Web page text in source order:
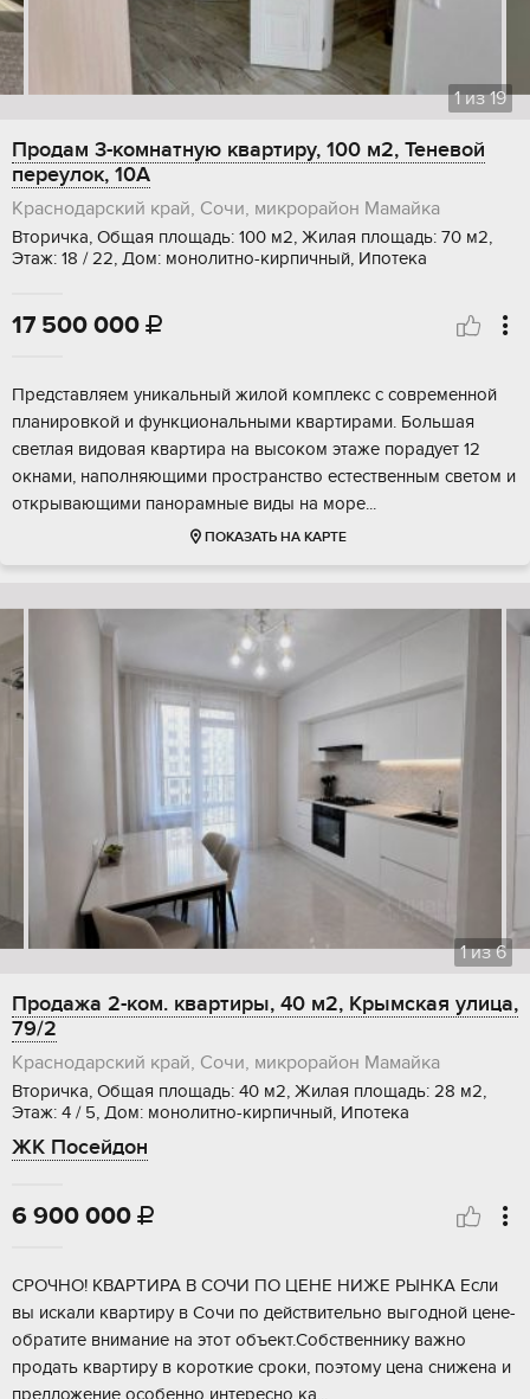
1из19
Продам 3-комнатную квартиру, 100 м2, Теневой
переулок, 10А
Краснодарский край, Сочи, микрорайон Мамайка
Вторичка, Общая площадь: 100 м2, Жилая площадь: 70 м2,
Этаж: 18 / 22, Дом: монолитно-кирпичный, Ипотека
17 500 000 
Представляем уникальный жилой комплекс с современной
планировкой и функциональными квартирами. Большая
светлая видовая квартира на высоком этаже порадует 12
окнами, наполняющими пространство естественным светом и
открывающими панорамные виды на море...
ПОКАЗАТЬ НА КАРТЕ
1из6
Продажа 2-ком. квартиры, 40 м2, Крымская улица,
79/2
Краснодарский край, Сочи, микрорайон Мамайка
Вторичка, Общая площадь: 40 м2, Жилая площадь: 28 м2,
Этаж: 4 / 5, Дом: монолитно-кирпичный, Ипотека
ЖК Посейдон
6 900 000 
СРОЧНО! КВАРТИРА В СОЧИ ПО ЦЕНЕ НИЖЕ РЫНКА Если
вы искали квартиру в Сочи по действительно выгодной цене-
обратите внимание на этот объект.Собственнику важно
продать квартиру в короткие сроки, поэтому цена снижена и
предложение особенно интересно ка...